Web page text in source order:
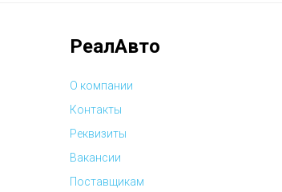
РеалАвто
О компании
Контакты
Реквизиты
Вакансии
Поставщикам